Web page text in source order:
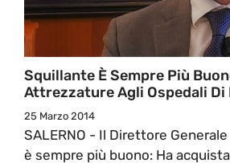
Squillante È Sempre Più
Attrezzature Agli Ospedali Di
25 Marzo 2014
SALERNO - Il Direttore
è sempre più buono: Ha